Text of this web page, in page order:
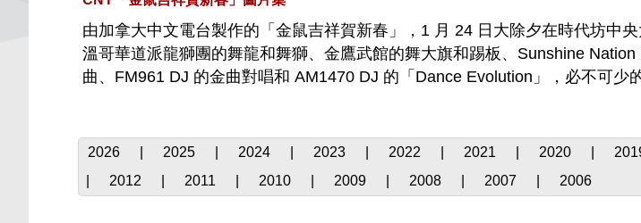
由加拿大中文電台製作的「金鼠吉祥賀新春」，1 月 24 日大除夕在時代坊中
溫哥華道派龍獅團的舞龍和舞獅、金鷹武館的舞大旗和踢板、Sunshine
曲、FM961 DJ 的金曲對唱和 AM1470 DJ 的「Dance Evolution」，必不可少
2026 2025 2024 2023 2022 2021 2020
2012 2011 2010 2009 2008 2007 2006